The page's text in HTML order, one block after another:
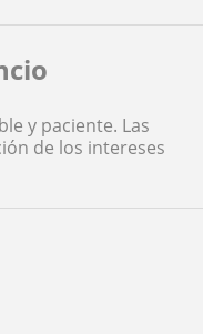
y paciente. Las
de los intereses